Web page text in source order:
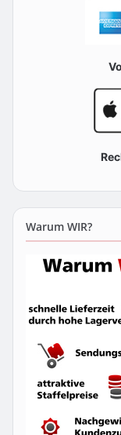
Warum WIR?